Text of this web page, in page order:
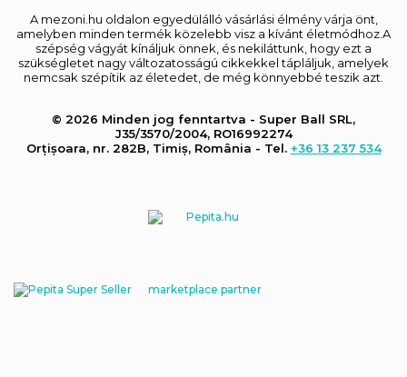
A mezoni.hu oldalon egyedülálló vásárlási élmény várja önt,
amelyben minden termék közelebb visz a kívánt életmódhoz.A
szépség vágyát kínáljuk önnek, és nekiláttunk, hogy ezt a
szükségletet nagy változatosságú cikkekkel tápláljuk, amelyek
nemcsak szépítik az életedet, de még könnyebbé teszik azt.
© 2026 Minden jog fenntartva - Super Ball SRL,
J35/3570/2004, RO16992274
Orțișoara, nr. 282B, Timiș, România - Tel. +36 13 237 534
marketplace partner